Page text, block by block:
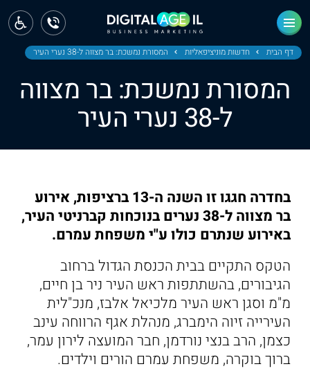
דף הבית חדשות מוניציפאליות המסורת נמשכת: בר מצווה ל-38 נערי העיר
המסורת נמשכת: בר מצווה
ל-38 נערי העיר
בחדרה חגגו זו השנה ה-13 ברציפות, אירוע
בר מצווה ל-38 נערים בנוכחות קברניטי העיר,
באירוע שנתרם כולו ע"י משפחת עמרם.
הטקס התקיים בבית הכנסת הגדול ברחוב
הגיבורים, בהשתתפות ראש העיר ניר בן חיים,
מ"מ וסגן ראש העיר מלכיאל אלבז, מנכ"לית
העירייה זיוה הימברג, מנהלת אגף הרווחה עינב
כצמן, הרב בנצי נורדמן, חבר המועצה לירון עמר,
ברוך בוקרה, משפחת עמרם הורים וילדים.
ראשי
חדשות
מחוז צפון
מחוז חיפה
מחוז מרכז
ירושלים
תל אביב